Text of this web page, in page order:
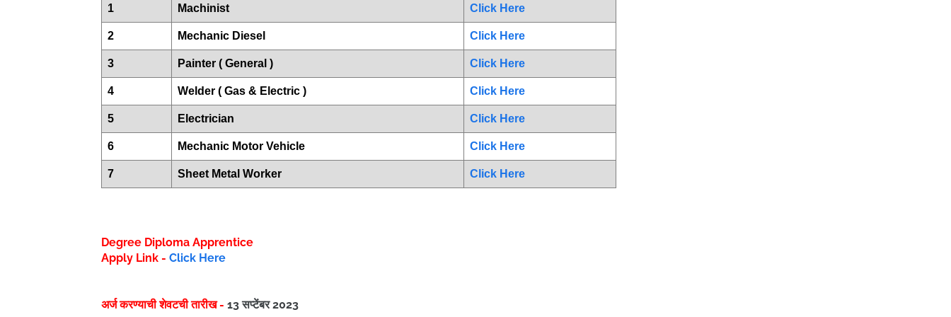
1 Machinist Click Here
2 Mechanic Diesel Click Here
3 Painter ( General ) Click Here
4 Welder ( Gas & Electric ) Click Here
5 Electrician Click Here
6 Mechanic Motor Vehicle Click Here
7 Sheet Metal Worker Click Here
Degree Diploma Apprentice
Apply Link - Click Here
अर्ज करण्याची शेवटची तारीख - 13 सप्टेंबर 2023